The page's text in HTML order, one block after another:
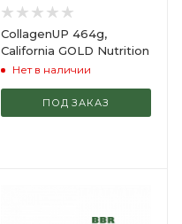
CollagenUP 464g,
California GOLD Nutrition
Нет в наличии
ПОД ЗАКАЗ